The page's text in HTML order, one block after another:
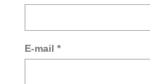
E-mail *